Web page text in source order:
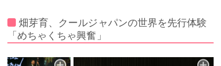
畑芽育、クールジャパンの世界を先行体験
「めちゃくちゃ興奮」